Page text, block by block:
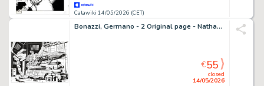
Catawiki 14/05/2026 (CET)
Bonazzi, Germano - 2 Original page - Nathan Never Missione Giove #1 - "La squadra Hawks" - 2021
closed
14/05/2026
€55